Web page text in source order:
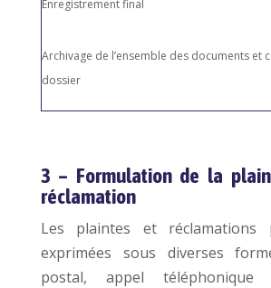
Enregistrement final
Archivage de l’ensemble des documents et
dossier
3 – Formulation de la
réclamation
Les plaintes et réclamations
exprimées sous diverses
postal, appel